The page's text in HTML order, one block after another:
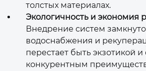
толстых материалах.
Экологичность и экономия
Внедрение систем
водоснабжения и
перестает быть экзотикой и
конкурентным